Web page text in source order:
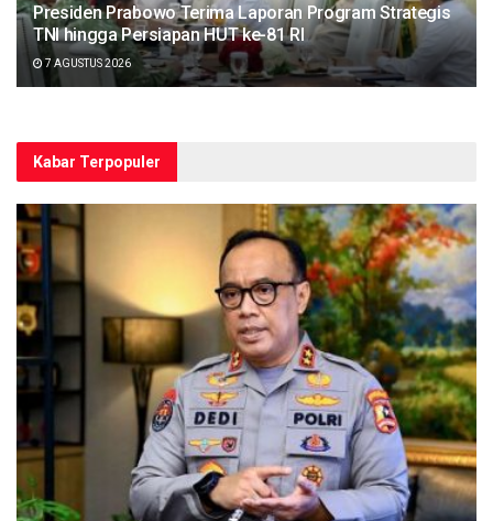
Presiden Prabowo Terima Laporan Program Strategis
TNI hingga Persiapan HUT ke-81 RI
7 AGUSTUS 2026
Kabar Terpopuler